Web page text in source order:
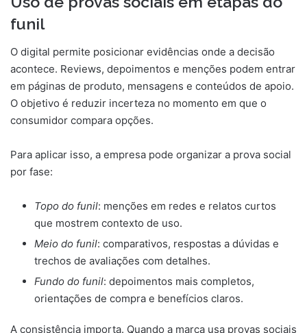
funil
O digital permite posicionar evidências onde a decisão
acontece. Reviews, depoimentos e menções podem entrar
em páginas de produto, mensagens e conteúdos de apoio.
O objetivo é reduzir incerteza no momento em que o
consumidor compara opções.
Para aplicar isso, a empresa pode organizar a prova social
por fase:
Topo do funil: menções em redes e relatos curtos
que mostrem contexto de uso.
Meio do funil: comparativos, respostas a dúvidas e
trechos de avaliações com detalhes.
Fundo do funil: depoimentos mais completos,
orientações de compra e benefícios claros.
A consistência importa. Quando a marca usa provas sociais